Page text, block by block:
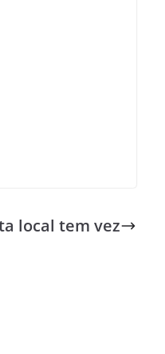
local tem vez